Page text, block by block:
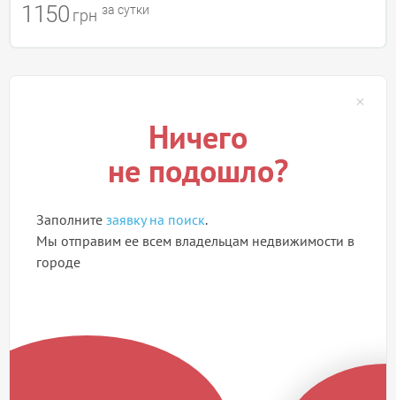
1150 грн за сутки
Ничего
не подошло?
Заполните заявку на поиск.
Мы отправим ее всем владельцам недвижимости в
городе